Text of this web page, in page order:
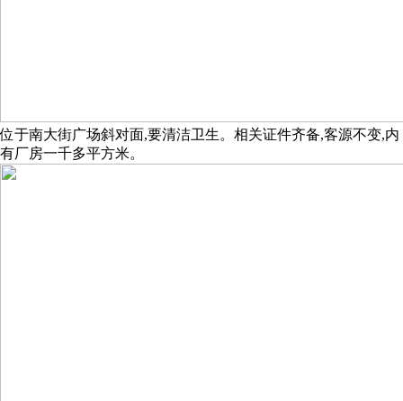
位于南大街广场斜对面,要清洁卫生。相关证件齐备,客源不变,内
有厂房一千多平方米。